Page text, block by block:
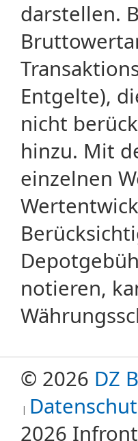
darstellen.
Entgelte),
nicht
hinzu. Mit
einzelnen
notieren,
© 2026 DZ
2026